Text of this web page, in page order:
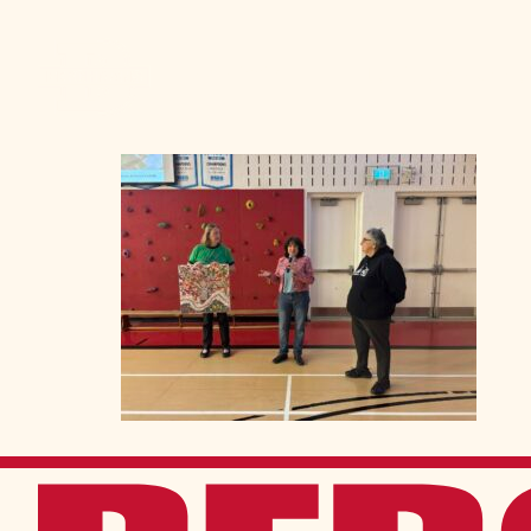
Frais généraux
Portes ouvertes
Bourses d’études
Tenue vestimentaire
Équipes sportives
Nos valeurs
Calendrier scolaire
Événements